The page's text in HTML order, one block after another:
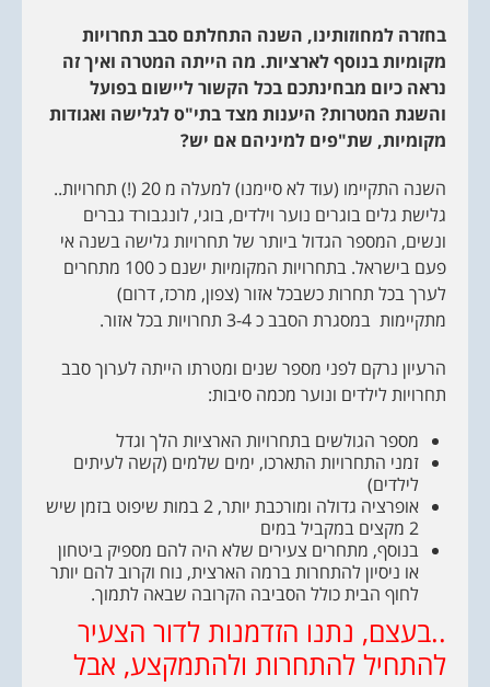
בחזרה למחוזותינו, השנה התחלתם סבב תחרויות
מקומיות בנוסף לארציות. מה הייתה המטרה ואיך זה
נראה כיום מבחינתכם בכל הקשור ליישום בפועל
והשגת המטרות? היענות מצד בתי"ס לגלישה ואגודות
מקומיות, שת"פים למיניהם אם יש?
השנה התקיימו (עוד לא סיימנו) למעלה מ 20 (!) תחרויות..
גלישת גלים בוגרים נוער וילדים, בוגי, לונגבורד גברים
ונשים, המספר הגדול ביותר של תחרויות גלישה בשנה אי
פעם בישראל. בתחרויות המקומיות ישנם כ 100 מתחרים
לערך בכל תחרות כשבכל אזור (צפון, מרכז, דרום)
מתקיימות במסגרת הסבב כ 3-4 תחרויות בכל אזור.
הרעיון נרקם לפני מספר שנים ומטרתו הייתה לערוך סבב
תחרויות לילדים ונוער מכמה סיבות:
מספר הגולשים בתחרויות הארציות הלך וגדל
זמני התחרויות התארכו, ימים שלמים (קשה לעיתים
לילדים)
אופרציה גדולה ומורכבת יותר, 2 במות שיפוט בזמן שיש
2 מקצים במקביל במים
בנוסף, מתחרים צעירים שלא היה להם מספיק ביטחון
או ניסיון להתחרות ברמה הארצית, נוח וקרוב להם יותר
לחוף הבית כולל הסביבה הקרובה שבאה לתמוך.
..בעצם, נתנו הזדמנות לדור הצעיר
להתחיל להתחרות ולהתמקצע, אבל